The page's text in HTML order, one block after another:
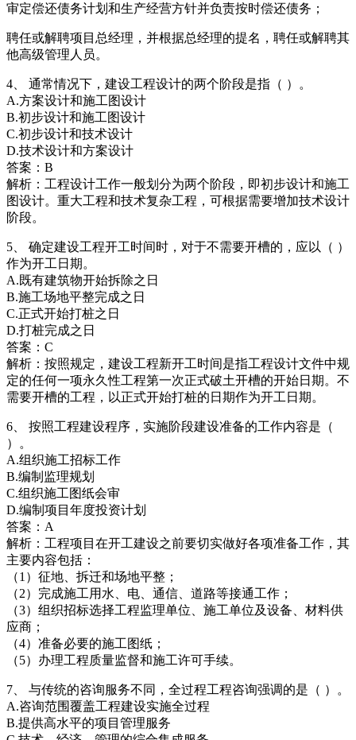
审定偿还债务计划和生产经营方针并负责按时偿还债务；
聘任或解聘项目总经理，并根据总经理的提名，聘任或解聘其
他高级管理人员。
4、 通常情况下，建设工程设计的两个阶段是指（ ）。
A.方案设计和施工图设计
B.初步设计和施工图设计
C.初步设计和技术设计
D.技术设计和方案设计
答案：B
解析：工程设计工作一般划分为两个阶段，即初步设计和施工
图设计。重大工程和技术复杂工程，可根据需要增加技术设计
阶段。
5、 确定建设工程开工时间时，对于不需要开槽的，应以（ ）
作为开工日期。
A.既有建筑物开始拆除之日
B.施工场地平整完成之日
C.正式开始打桩之日
D.打桩完成之日
答案：C
解析：按照规定，建设工程新开工时间是指工程设计文件中规
定的任何一项永久性工程第一次正式破土开槽的开始日期。不
需要开槽的工程，以正式开始打桩的日期作为开工日期。
6、 按照工程建设程序，实施阶段建设准备的工作内容是（
）。
A.组织施工招标工作
B.编制监理规划
C.组织施工图纸会审
D.编制项目年度投资计划
答案：A
解析：工程项目在开工建设之前要切实做好各项准备工作，其
主要内容包括：
（1）征地、拆迁和场地平整；
（2）完成施工用水、电、通信、道路等接通工作；
（3）组织招标选择工程监理单位、施工单位及设备、材料供
应商；
（4）准备必要的施工图纸；
（5）办理工程质量监督和施工许可手续。
7、 与传统的咨询服务不同，全过程工程咨询强调的是（ ）。
A.咨询范围覆盖工程建设实施全过程
B.提供高水平的项目管理服务